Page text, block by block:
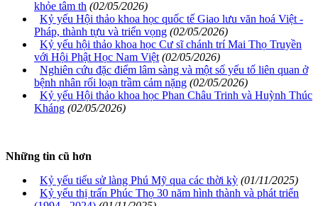
khỏe tâm th (02/05/2026)
Kỷ yếu Hội thảo khoa học quốc tế Giao lưu văn hoá Việt -
Pháp, thành tựu và triển vọng (02/05/2026)
Kỷ yếu hội thảo khoa học Cư sĩ chánh trí Mai Thọ Truyền
với Hội Phật Học Nam Việt (02/05/2026)
Nghiên cứu đặc điểm lâm sàng và một số yếu tố liên quan ở
bệnh nhân rối loạn trầm cảm nặng (02/05/2026)
Kỷ yếu Hội thảo khoa học Phan Châu Trinh và Huỳnh Thúc
Kháng (02/05/2026)
Những tin cũ hơn
Kỷ yếu tiểu sử làng Phú Mỹ qua các thời kỳ (01/11/2025)
Kỷ yếu thị trấn Phúc Thọ 30 năm hình thành và phát triển